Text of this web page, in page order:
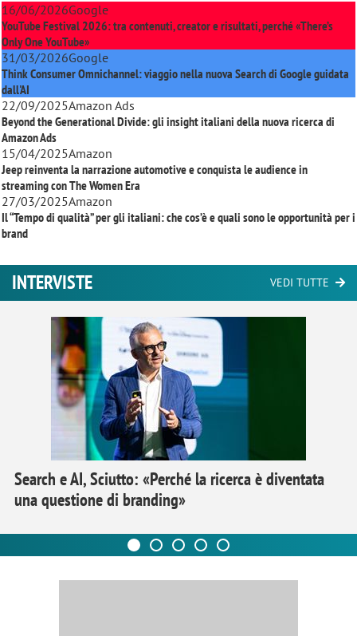
16/06/2026Google
YouTube Festival 2026: tra contenuti, creator e risultati, perché «There’s
Only One YouTube»
31/03/2026Google
Think Consumer Omnichannel: viaggio nella nuova Search di Google guidata
dall'AI
22/09/2025Amazon Ads
Beyond the Generational Divide: gli insight italiani della nuova ricerca di
Amazon Ads
15/04/2025Amazon
Jeep reinventa la narrazione automotive e conquista le audience in
streaming conThe Women Era
27/03/2025Amazon
Il “Tempo di qualità” per gli italiani: che cos’è e quali sono le opportunità per i
brand
INTERVISTE VEDI TUTTE
Search e AI, Sciutto: «Perché la ricerca è diventata
una questione di branding»